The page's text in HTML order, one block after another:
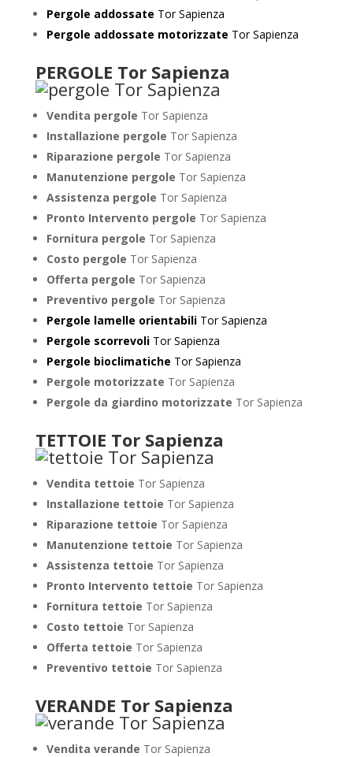
Pergole addossate Tor Sapienza
Pergole addossate motorizzate Tor Sapienza
PERGOLE Tor Sapienza
Vendita pergole Tor Sapienza
Installazione pergole Tor Sapienza
Riparazione pergole Tor Sapienza
Manutenzione pergole Tor Sapienza
Assistenza pergole Tor Sapienza
Pronto Intervento pergole Tor Sapienza
Fornitura pergole Tor Sapienza
Costo pergole Tor Sapienza
Offerta pergole Tor Sapienza
Preventivo pergole Tor Sapienza
Pergole lamelle orientabiliTor Sapienza
Pergole scorrevoliTor Sapienza
Pergole bioclimatiche Tor Sapienza
Pergole motorizzate Tor Sapienza
Pergole da giardino motorizzate Tor Sapienza
TETTOIE Tor Sapienza
Vendita tettoie Tor Sapienza
Installazione tettoie Tor Sapienza
Riparazione tettoie Tor Sapienza
Manutenzione tettoie Tor Sapienza
Assistenza tettoie Tor Sapienza
Pronto Intervento tettoie Tor Sapienza
Fornitura tettoie Tor Sapienza
Costo tettoie Tor Sapienza
Offerta tettoie Tor Sapienza
Preventivo tettoie Tor Sapienza
VERANDE Tor Sapienza
Vendita verande Tor Sapienza